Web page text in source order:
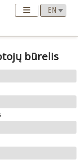
būrelis